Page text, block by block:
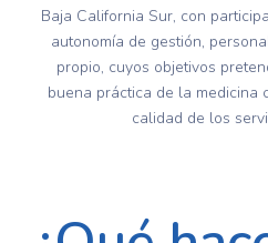
Baja California Sur, con
autonomía de gestión,
propio, cuyos objetivos
buena práctica de la medicina
calidad de los